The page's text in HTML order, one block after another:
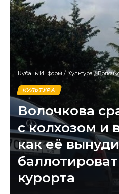
Кубань Информ / Культура/Волочкова
КУЛЬТУРА
Волочкова
с колхозом и
как её
курорта